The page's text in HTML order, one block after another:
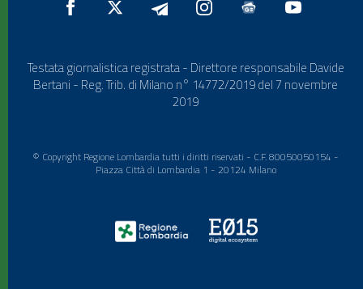
Testata giornalistica registrata - Direttore responsabile Davide
Bertani - Reg. Trib. di Milano n° 14772/2019 del 7 novembre
2019
© Copyright Regione Lombardia tutti i diritti riservati - C.F. 80050050154 -
Piazza Città di Lombardia 1 - 20124 Milano